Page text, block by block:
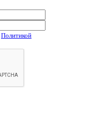
Политикой